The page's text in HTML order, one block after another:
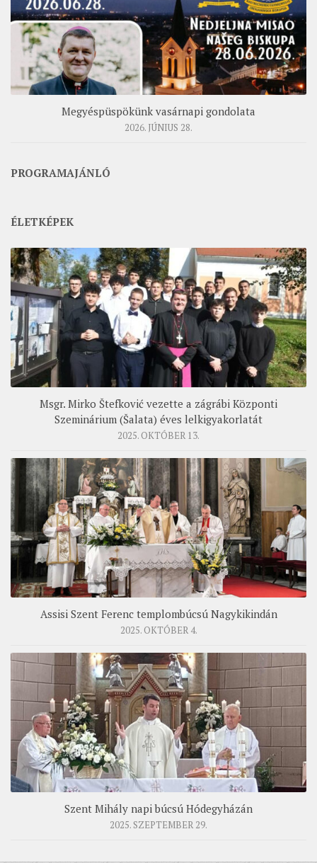
Megyéspüspökünk vasárnapi gondolata
2026. JÚNIUS 28.
PROGRAMAJÁNLÓ
ÉLETKÉPEK
Msgr. Mirko Štefković vezette a zágrábi Központi
Szeminárium (Šalata) éves lelkigyakorlatát
2025. OKTÓBER 13.
Assisi Szent Ferenc templombúcsú Nagykikindán
2025. OKTÓBER 4.
Szent Mihály napi búcsú Hódegyházán
2025. SZEPTEMBER 29.